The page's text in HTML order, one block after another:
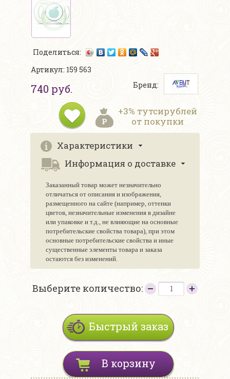
Поделиться:
Артикул: 159 563
740 руб. Бренд:
+3% тутсирублей
от покупки
Характеристики
Информация о доставке
Заказанный товар может незначительно
отличаться от описания и изображения,
размещенного на сайте (например, оттенки
цветов, незначительные изменения в дизайне
или упаковке и т.д., не влияющие на основные
потребительские свойства товара), при этом
основные потребительские свойства и иные
существенные элементы товара и заказа
остаются без изменений.
Выберите количество:
Быстрый заказ
В корзину